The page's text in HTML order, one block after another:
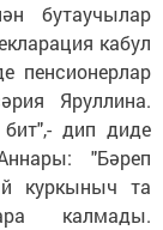
бутаучылар
кабул
пенсионерлар
Яруллина.
дип диде
"Бәреп
куркыныч та
калмады.